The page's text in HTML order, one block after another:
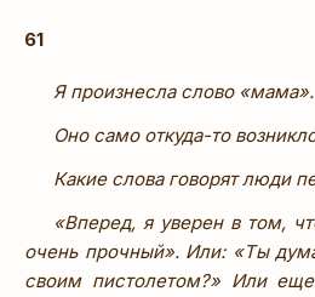
61
Я произнесла слово «мама».
Оно само откуда-то
Какие слова говорят люди
«Вперед, я уверен в том,
очень прочный». Или: «Ты
своим пистолетом?» Или